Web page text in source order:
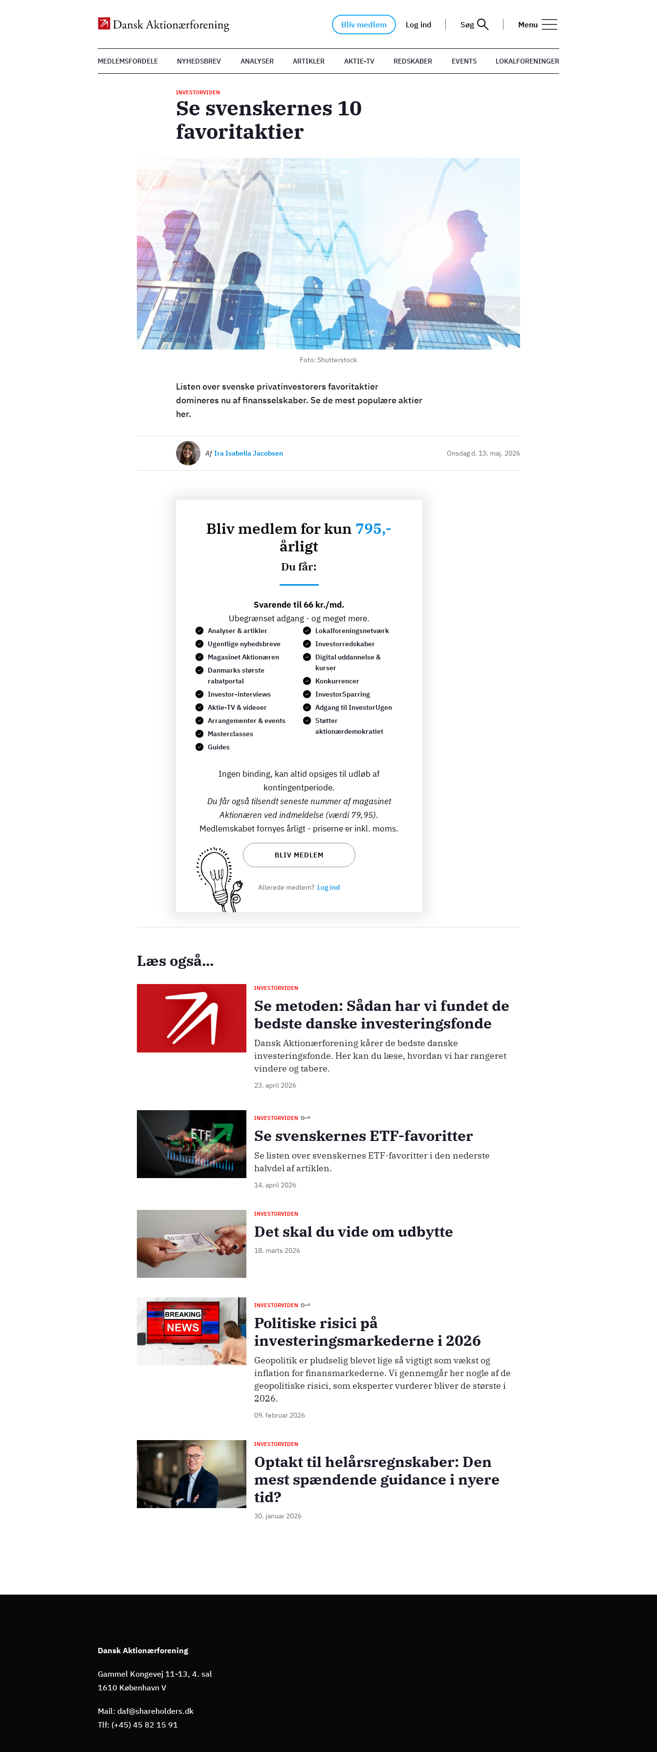
Bliv medlem Log ind Søg Menu
MEDLEMSFORDELE NYHEDSBREV ANALYSER ARTIKLER AKTIE-TV REDSKABER EVENTS LOKALFORENINGER
INVESTORVIDEN
Se svenskernes 10
favoritaktier
Foto: Shutterstock
Listen over svenske privatinvestorers favoritaktier
domineres nu af finansselskaber. Se de mest populære aktier
her.
Billede
Af Ira Isabella Jacobsen Onsdag d. 13. maj. 2026
Bliv medlem for kun 795,-
årligt
Du får:
Svarende til 66 kr./md.
Ubegrænset adgang - og meget mere.
Analyser & artikler
Ugentlige nyhedsbreve
Magasinet Aktionæren
Danmarks største
rabatportal
Investor-interviews
Aktie-TV & videoer
Arrangementer & events
Masterclasses
Guides
Lokalforeningsnetværk
Investorredskaber
Digital uddannelse &
kurser
Konkurrencer
InvestorSparring
Adgang til InvestorUgen
Støtter
aktionærdemokratiet
Ingen binding, kan altid opsiges til udløb af
kontingentperiode.
Du får også tilsendt seneste nummer af magasinet
Aktionæren ved indmeldelse (værdi 79,95).
Medlemskabet fornyes årligt - priserne er inkl. moms.
BLIV MEDLEM
Allerede medlem? Log ind
Læs også...
INVESTORVIDEN
Se metoden: Sådan har vi fundet de
bedste danske investeringsfonde
Dansk Aktionærforening kårer de bedste danske
investeringsfonde. Her kan du læse, hvordan vi har rangeret
vindere og tabere.
23. april 2026
INVESTORVIDEN
Se svenskernes ETF-favoritter
Se listen over svenskernes ETF-favoritter i den nederste
halvdel af artiklen.
14. april 2026
INVESTORVIDEN
Det skal du vide om udbytte
18. marts 2026
Billede INVESTORVIDEN
Politiske risici på
investeringsmarkederne i 2026
Geopolitik er pludselig blevet lige så vigtigt som vækst og
inflation for finansmarkederne. Vi gennemgår her nogle af de
geopolitiske risici, som eksperter vurderer bliver de største i
2026.
09. februar 2026
Billede INVESTORVIDEN
Optakt til helårsregnskaber: Den
mest spændende guidance i nyere
tid?
30. januar 2026
Dansk Aktionærforening
Gammel Kongevej 11-13, 4. sal
1610 København V
Mail: daf@shareholders.dk
Tlf: (+45) 45 82 15 91